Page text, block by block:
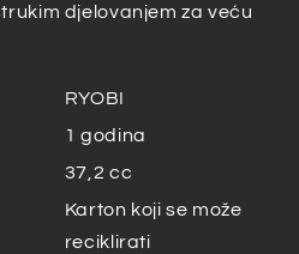
djelovanjem za veću
RYOBI
1 godina
37,2 cc
Karton koji se može
reciklirati